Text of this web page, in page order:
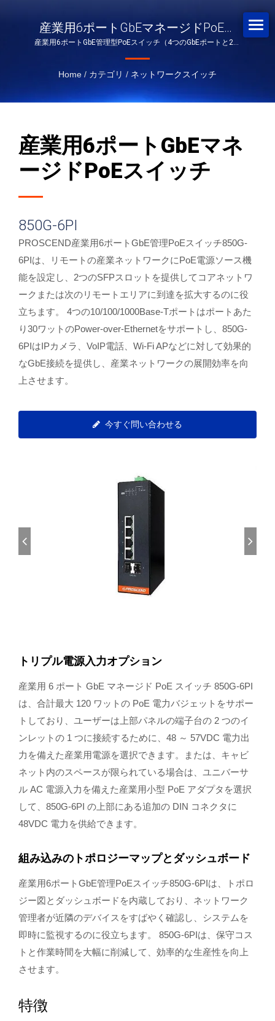
産業用6ポートGbEマネージドPoEス
イッチ
産業用6ポートGbE管理型PoEスイッチ（4つのGbEポートと2つ
Home / カテゴリ / ネットワークスイッチ
産業用6ポートGbEマネ
ージドPoEスイッチ
850G-6PI
PROSCEND産業用6ポートGbE管理PoEスイッチ850G-
6PIは、リモートの産業ネットワークにPoE電源ソース機
能を設定し、2つのSFPスロットを提供してコアネットワ
ークまたは次のリモートエリアに到達を拡大するのに役
立ちます。 4つの10/100/1000Base-Tポートはポートあた
り30ワットのPower-over-Ethernetをサポートし、850G-
6PIはIPカメラ、VoIP電話、Wi-Fi APなどに対して効果的
なGbE接続を提供し、産業ネットワークの展開効率を向
上させます。
今すぐ問い合わせる
トリプル電源入力オプション
産業用 6 ポート GbE マネージド PoE スイッチ 850G-6PI
は、合計最大 120 ワットの PoE 電力バジェットをサポー
トしており、ユーザーは上部パネルの端子台の 2 つのイ
ンレットの 1 つに接続するために、48 ～ 57VDC 電力出
力を備えた産業用電源を選択できます。または、キャビ
ネット内のスペースが限られている場合は、ユニバーサ
ル AC 電源入力を備えた産業用小型 PoE アダプタを選択
して、850G-6PI の上部にある追加の DIN コネクタに
48VDC 電力を供給できます。
組み込みのトポロジーマップとダッシュボード
産業用6ポートGbE管理PoEスイッチ850G-6PIは、トポロ
ジー図とダッシュボードを内蔵しており、ネットワーク
管理者が近隣のデバイスをすばやく確認し、システムを
即時に監視するのに役立ちます。 850G-6PIは、保守コス
トと作業時間を大幅に削減して、効率的な生産性を向上
させます。
特徴